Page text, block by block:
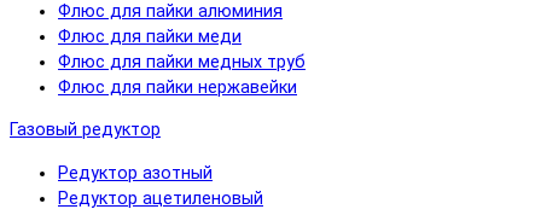
Флюс для пайки алюминия
Флюс для пайки меди
Флюс для пайки медных труб
Флюс для пайки нержавейки
Газовый редуктор
Редуктор азотный
Редуктор ацетиленовый